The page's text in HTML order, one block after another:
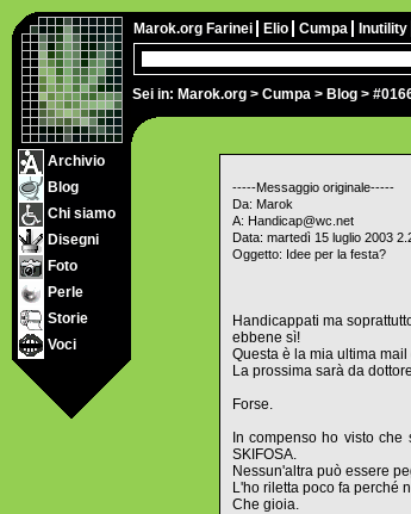
Sei in: Marok.org > Cumpa > Blog >
Marok.org Farinei Elio Cumpa Inutility
Archivio
Blog
Chi siamo
Disegni
Foto
Perle
Storie
Voci
-----Messaggio originale-----
Da: Marok
A: Handicap@wc.net
Data: martedì 15 luglio 2003
Oggetto: Idee per la festa?
Handicappati ma
ebbene sì!
Questa è la mia ultima
La prossima sarà da
Forse.
In compenso ho visto
SKIFOSA.
Nessun'altra può essere
L'ho riletta poco fa perché
Che gioia.